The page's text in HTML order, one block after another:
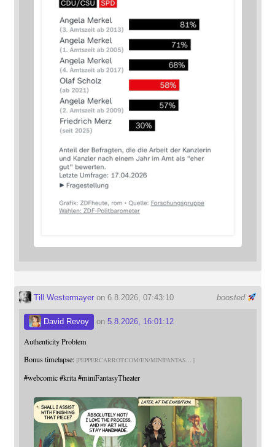
boosted
Till Westermayeron 6.8.2026, 07:43:10
David Revoy on 5.8.2026, 16:01:12
Authenticity Problem
Bonus timelapse: PEPPERCARROT.COM/EN/MINIFANTAS
#webcomic #krita #miniFantasyTheater